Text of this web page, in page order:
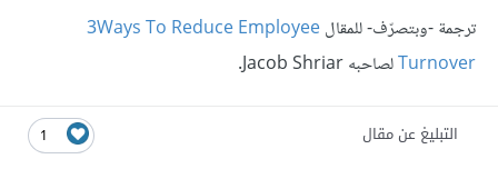
ترجمة -وبتصرّف- للمقال3Ways To Reduce Employee
Turnoverلصاحبه Jacob Shriar.
1 التبليغ عن مقال